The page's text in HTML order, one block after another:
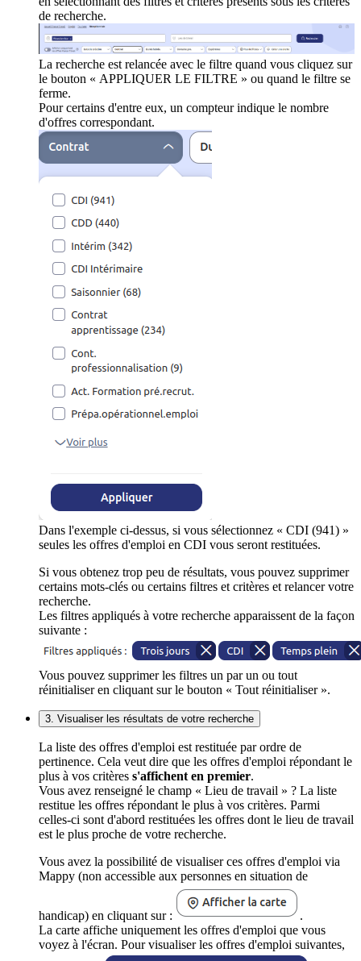
de recherche.
La recherche est relancée avec le filtre quand vous cliquez sur
le bouton « APPLIQUER LE FILTRE » ou quand le filtre se
ferme.
Pour certains d'entre eux, un compteur indique le nombre
d'offres correspondant.
Dans l'exemple ci-dessus, si vous sélectionnez « CDI (941) »
seules les offres d'emploi en CDI vous seront restituées.
Si vous obtenez trop peu de résultats, vous pouvez supprimer
certains mots-clés ou certains filtres et critères et relancer votre
recherche.
Les filtres appliqués à votre recherche apparaissent de la façon
suivante :
Vous pouvez supprimer les filtres un par un ou tout
réinitialiser en cliquant sur le bouton « Tout réinitialiser ».
3. Visualiser les résultats de votre recherche
La liste des offres d'emploi est restituée par ordre de
pertinence. Cela veut dire que les offres d'emploi répondant le
plus à vos critères s'affichent en premier.
Vous avez renseigné le champ « Lieu de travail » ? La liste
restitue les offres répondant le plus à vos critères. Parmi
celles-ci sont d'abord restituées les offres dont le lieu de travail
est le plus proche de votre recherche.
Vous avez la possibilité de visualiser ces offres d'emploi via
Mappy (non accessible aux personnes en situation de
handicap) en cliquant sur :
.
La carte affiche uniquement les offres d'emploi que vous
voyez à l'écran. Pour visualiser les offres d'emploi suivantes,